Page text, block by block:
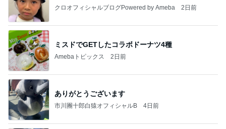
クロオフィシャルブログPowered by Ameba 2日前
ミスドでGETしたコラボドーナツ4種
Amebaトピックス 2日前
ありがとうございます
市川團十郎白猿オフィシャルB 4日前